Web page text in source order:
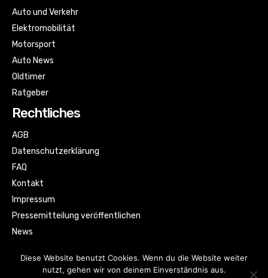
Auto und Verkehr
Elektromobilität
Motorsport
Auto News
Oldtimer
Ratgeber
Rechtliches
AGB
Datenschutzerklärung
FAQ
Kontakt
Impressum
Pressemitteilung veröffentlichen
News
Diese Website benutzt Cookies. Wenn du die Website weiter
nutzt, gehen wir von deinem Einverständnis aus.